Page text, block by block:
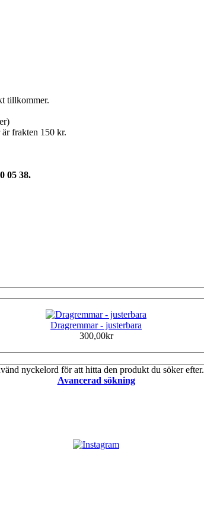
tillkommer.
frakten 150 kr.
05 38.
Dragremmar - justerbara
300,00kr
nyckelord för att hitta den produkt du söker efter.
Avancerad sökning